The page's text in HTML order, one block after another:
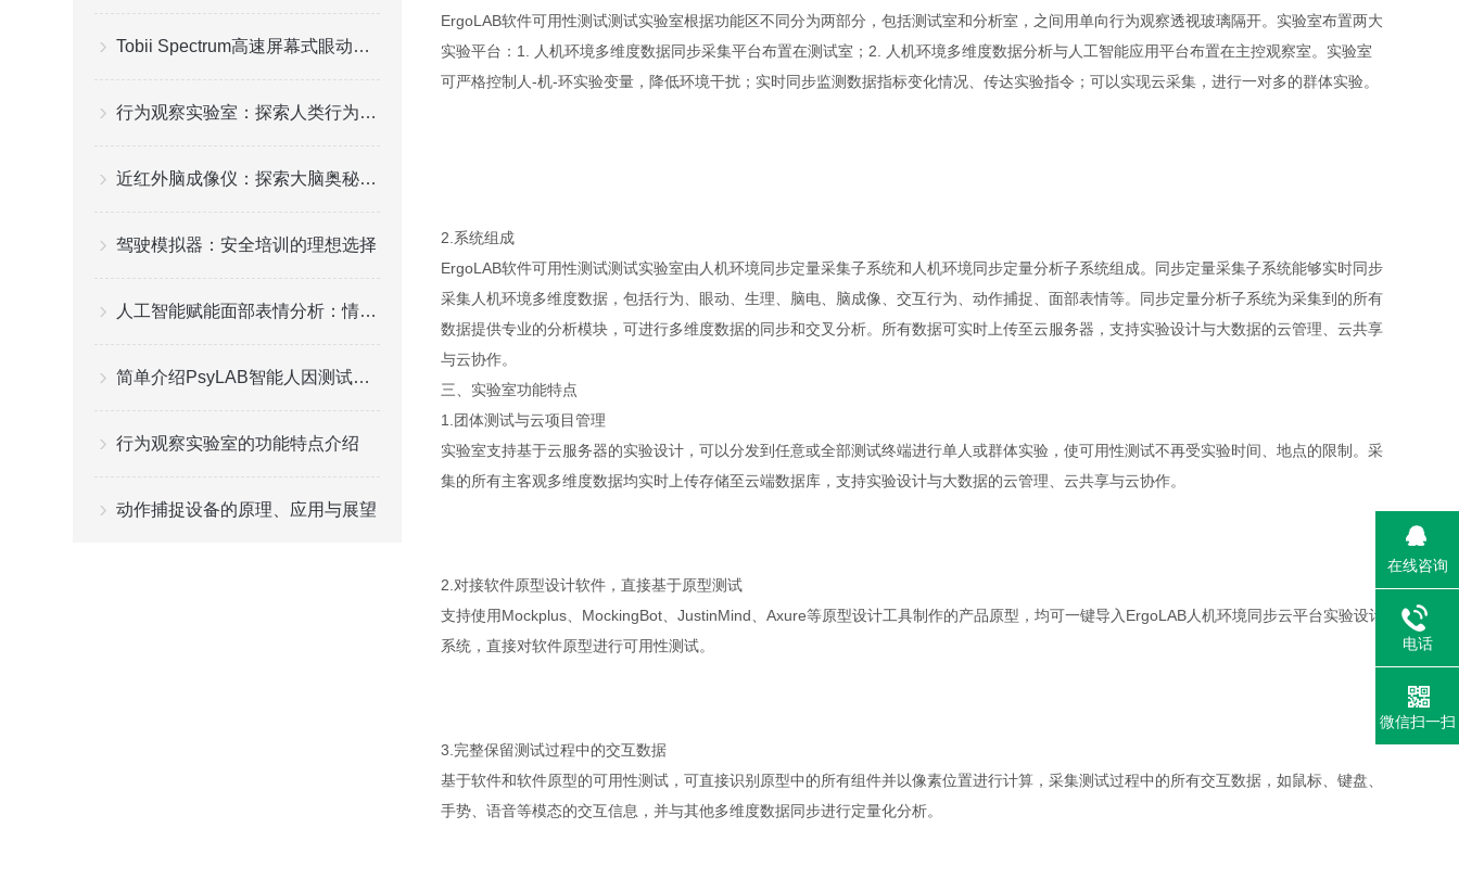
Tobii Spectrum高速屏幕式眼动仪的特点
行为观察实验室：探索人类行为的奥秘之地
近红外脑成像仪：探索大脑奥秘的新工具
驾驶模拟器：安全培训的理想选择
人工智能赋能面部表情分析：情感识别的新纪元
简单介绍PsyLAB智能人因测试云平台
行为观察实验室的功能特点介绍
动作捕捉设备的原理、应用与展望
ErgoLAB软件可用性测试测试实验室根据功能区不同分为两部分，包括测试室和分析室，之间用单向行为观察透视玻璃隔开。实验室布置两大
实验平台：1. 人机环境多维度数据同步采集平台布置在测试室；2. 人机环境多维度数据分析与人工智能应用平台布置在主控观察室。实验室
可严格控制人-机-环实验变量，降低环境干扰；实时同步监测数据指标变化情况、传达实验指令；可以实现云采集，进行一对多的群体实验。
2.系统组成
ErgoLAB软件可用性测试测试实验室由人机环境同步定量采集子系统和人机环境同步定量分析子系统组成。同步定量采集子系统能够实时同步
采集人机环境多维度数据，包括行为、眼动、生理、脑电、脑成像、交互行为、动作捕捉、面部表情等。同步定量分析子系统为采集到的所有
数据提供专业的分析模块，可进行多维度数据的同步和交叉分析。所有数据可实时上传至云服务器，支持实验设计与大数据的云管理、云共享
与云协作。
三、实验室功能特点
1.团体测试与云项目管理
实验室支持基于云服务器的实验设计，可以分发到任意或全部测试终端进行单人或群体实验，使可用性测试不再受实验时间、地点的限制。采
集的所有主客观多维度数据均实时上传存储至云端数据库，支持实验设计与大数据的云管理、云共享与云协作。
2.对接软件原型设计软件，直接基于原型测试
支持使用Mockplus、MockingBot、JustinMind、Axure等原型设计工具制作的产品原型，均可一键导入ErgoLAB人机环境同步云平台实验设计
系统，直接对软件原型进行可用性测试。
3.完整保留测试过程中的交互数据
基于软件和软件原型的可用性测试，可直接识别原型中的所有组件并以像素位置进行计算，采集测试过程中的所有交互数据，如鼠标、键盘、
手势、语音等模态的交互信息，并与其他多维度数据同步进行定量化分析。
在线咨询
电话
微信扫一扫